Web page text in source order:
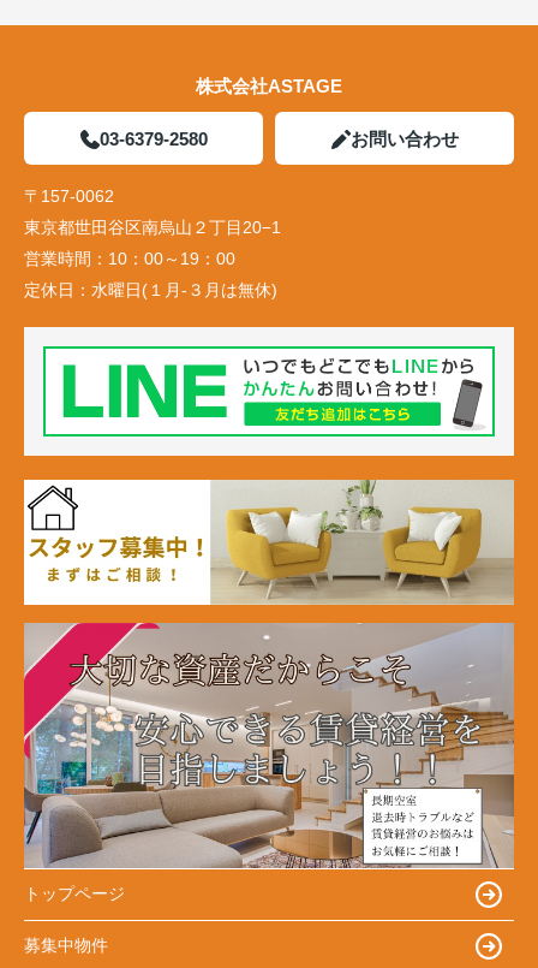
株式会社ASTAGE
03-6379-2580 お問い合わせ
〒157-0062
東京都世田谷区南烏山２丁目20−1
営業時間： 10：00～19：00
定休日： 水曜日(１月-３月は無休)
トップページ
募集中物件